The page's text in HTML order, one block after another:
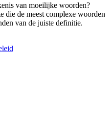
van moeilijke woorden?
die de meest complexe woorden
van de juiste definitie.